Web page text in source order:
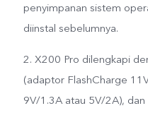
penyimpanan sistem
diinstal sebelumnya.
2. X200 Pro dilengkapi
(adaptor FlashCharge
9V/1.3A atau 5V/2A),